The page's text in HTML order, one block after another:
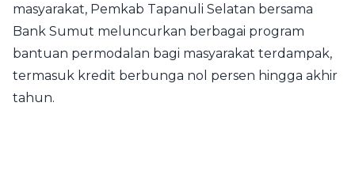
masyarakat, Pemkab Tapanuli Selatan bersama
Bank Sumut meluncurkan berbagai program
bantuan permodalan bagi masyarakat terdampak,
termasuk kredit berbunga nol persen hingga akhir
tahun.